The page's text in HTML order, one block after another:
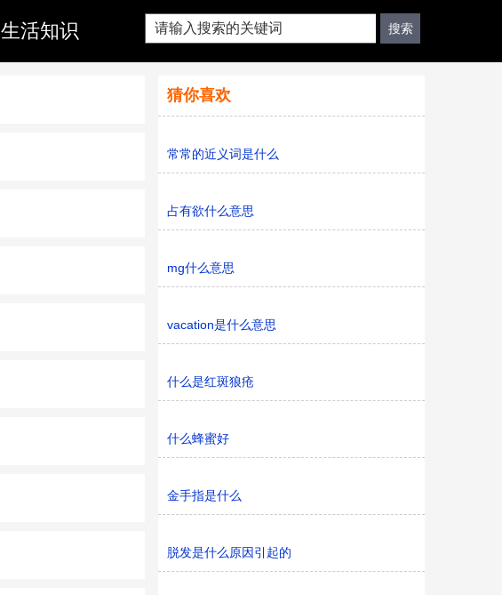
生活知识
猜你喜欢
常常的近义词是什么
占有欲什么意思
mg什么意思
vacation是什么意思
什么是红斑狼疮
什么蜂蜜好
金手指是什么
脱发是什么原因引起的